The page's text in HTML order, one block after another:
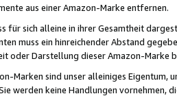
aus einer Amazon-Marke entfernen.
für sich alleine in ihrer Gesamtheit
muss ein hinreichender Abstand
oder Darstellung dieser Amazon-Marke
Marken sind unser alleiniges
werden keine Handlungen vornehmen,